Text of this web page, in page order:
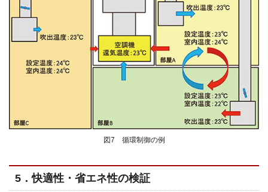
図7 循環制御の例
5．快適性・省エネ性の検証